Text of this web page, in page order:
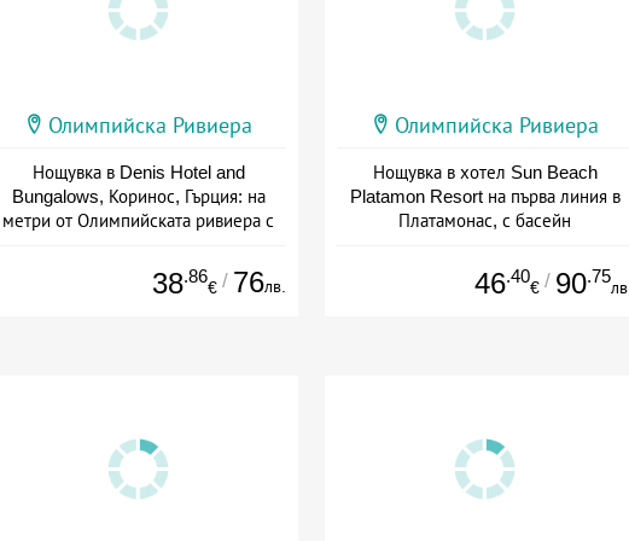
Олимпийска Ривиера
Нощувка в Denis Hotel and
Bungalows, Коринос, Гърция: на
метри от Олимпийската ривиера с
Дата: 30.08 - 10.10 + закуска
38.86
€ / 76лв.
Олимпийска Ривиера
Нощувка в хотел Sun Beach
Platamon Resort на първа линия в
Платамонас, с басейн
46.40
€ / 90.75
лв.